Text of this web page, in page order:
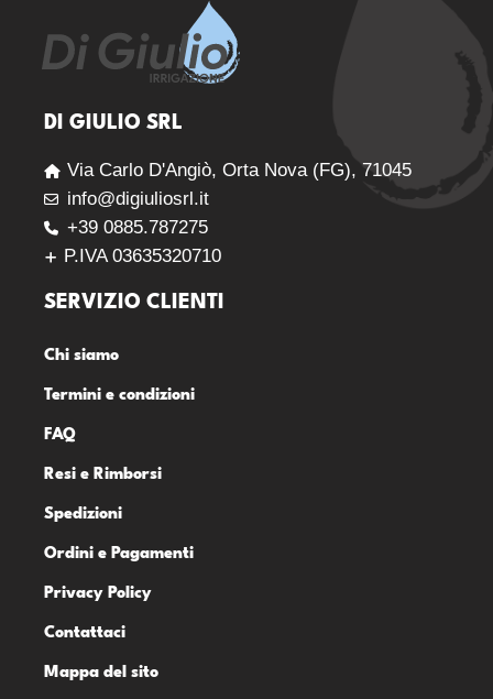
DI GIULIO SRL
Via Carlo D'Angiò, Orta Nova (FG), 71045
info@digiuliosrl.it
+39 0885.787275
P.IVA 03635320710
SERVIZIO CLIENTI
Chi siamo
Termini e condizioni
FAQ
Resi e Rimborsi
Spedizioni
Ordini e Pagamenti
Privacy Policy
Contattaci
Mappa del sito